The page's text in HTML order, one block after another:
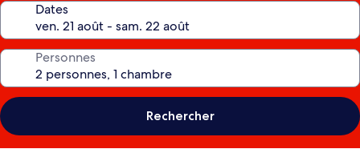
Dates
Personnes
Rechercher